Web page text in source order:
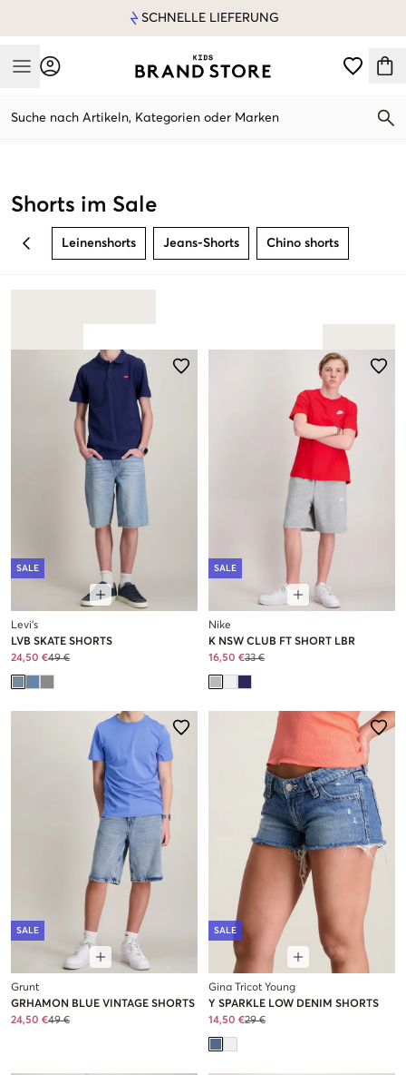
SCHNELLE LIEFERUNG
Mobile Menu
Suche nach Artikeln, Kategorien oder Marken
Shorts im Sale
BACK Leinenshorts Jeans-Shorts Chino shorts
SALE
Levi's
LVB SKATE SHORTS
24,50 €49 €
SALE
Nike
K NSW CLUB FT SHORT LBR
16,50 €33 €
SALE
Grunt
GRHAMON BLUE VINTAGE SHORTS
24,50 €49 €
SALE
Gina Tricot Young
Y SPARKLE LOW DENIM SHORTS
14,50 €29 €